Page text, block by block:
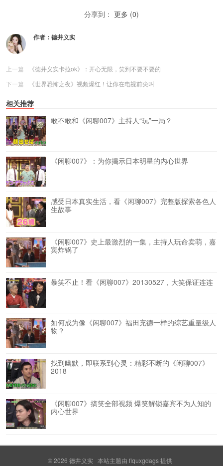
分享到： 更多 (0)
作者： 德井义实
上一篇
《德井义实卡拉ok》：开心无限，笑到不要不要的
下一篇
《世界恐怖之夜》视频爆红！让你在电视前尖叫
相关推荐
敢不敢和《闲聊007》主持人“玩”一局？
《闲聊007》：为你揭示日本明星的内心世界
感受日本真实生活，看《闲聊007》完整版探索各色人
生故事
《闲聊007》史上最激烈的一集，主持人玩命卖萌，嘉
宾炸锅了
暴笑不止！看《闲聊007》20130527，大笑保证连连
如何成为像《闲聊007》福田充德一样的综艺重量级人
物？
找到幽默，即联系到心灵：精彩不断的《闲聊007》
2018
《闲聊007》搞笑全部视频 爆笑解锁嘉宾不为人知的
内心世界
© 2026 德井义实 本站主题由 flquxgdags提供